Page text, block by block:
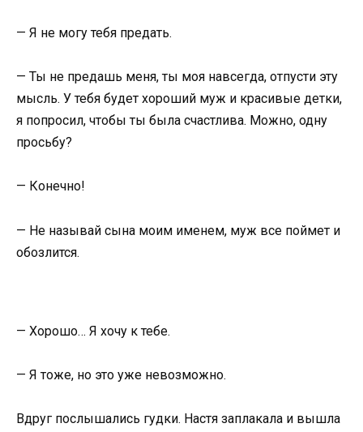
— Я не могу тебя предать.
— Ты не предашь меня, ты моя навсегда, отпусти эту
мысль. У тебя будет хороший муж и красивые детки,
я попросил, чтобы ты была счастлива. Можно, одну
просьбу?
— Конечно!
— Не называй сына моим именем, муж все поймет и
обозлится.
— Хорошо… Я хочу к тебе.
— Я тоже, но это уже невозможно.
Вдруг послышались гудки. Настя заплакала и вышла